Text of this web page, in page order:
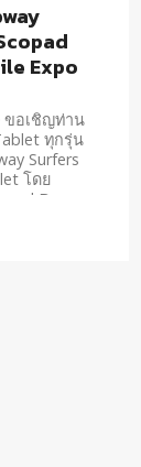
Expo
ขอเชิญท่าน
ทุกรุ่น
Surfers
โดย
By